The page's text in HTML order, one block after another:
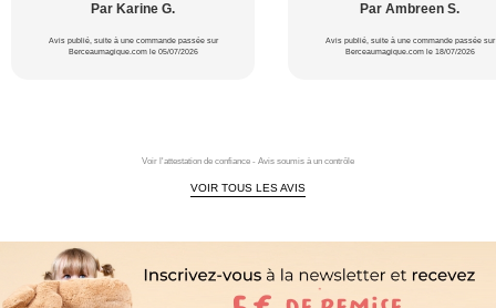
Par Karine G.
Avis publié, suite à une commande passée sur
Berceaumagique.com le 05/07/2026
Par Ambreen S.
Avis publié, suite à une commande passée sur
Berceaumagique.com le 18/07/2026
Voir l'attestation de confiance - Avis soumis à un contrôle
VOIR TOUS LES AVIS